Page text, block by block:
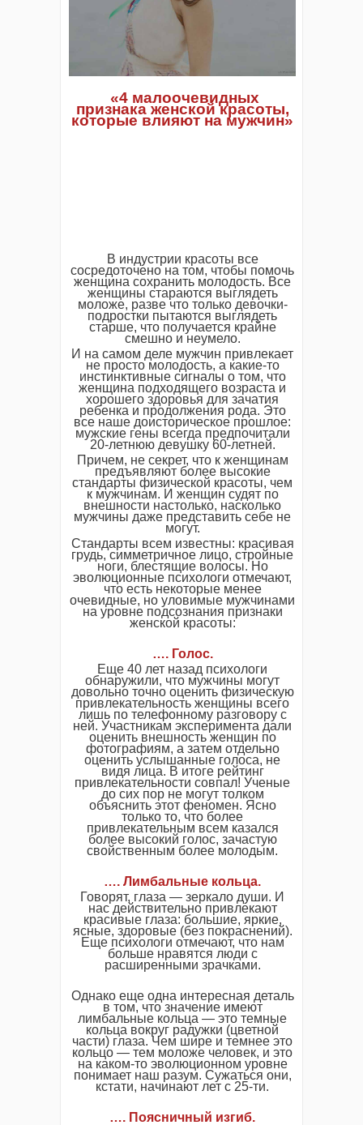
«4 малоочевидных
признака женской красоты,
которые влияют на мужчин»
В индустрии красоты все
сосредоточено на том, чтобы помочь
женщина сохранить молодость. Все
женщины стараются выглядеть
моложе, разве что только девочки-
подростки пытаются выглядеть
старше, что получается крайне
смешно и неумело.
И на самом деле мужчин привлекает
не просто молодость, а какие-то
инстинктивные сигналы о том, что
женщина подходящего возраста и
хорошего здоровья для зачатия
ребенка и продолжения рода. Это
все наше доисторическое прошлое:
мужские гены всегда предпочитали
20-летнюю девушку 60-летней.
Причем, не секрет, что к женщинам
предъявляют более высокие
стандарты физической красоты, чем
к мужчинам. И женщин судят по
внешности настолько, насколько
мужчины даже представить себе не
могут.
Стандарты всем известны: красивая
грудь, симметричное лицо, стройные
ноги, блестящие волосы. Но
эволюционные психологи отмечают,
что есть некоторые менее
очевидные, но уловимые мужчинами
на уровне подсознания признаки
женской красоты:
…. Голос.
Еще 40 лет назад психологи
обнаружили, что мужчины могут
довольно точно оценить физическую
привлекательность женщины всего
лишь по телефонному разговору с
ней. Участникам эксперимента дали
оценить внешность женщин по
фотографиям, а затем отдельно
оценить услышанные голоса, не
видя лица. В итоге рейтинг
привлекательности совпал! Ученые
до сих пор не могут толком
объяснить этот феномен. Ясно
только то, что более
привлекательным всем казался
более высокий голос, зачастую
свойственным более молодым.
…. Лимбальные кольца.
Говорят, глаза — зеркало души. И
нас действительно привлекают
красивые глаза: большие, яркие,
ясные, здоровые (без покраснений).
Еще психологи отмечают, что нам
больше нравятся люди с
расширенными зрачками.
Однако еще одна интересная деталь
в том, что значение имеют
лимбальные кольца — это темные
кольца вокруг радужки (цветной
части) глаза. Чем шире и темнее это
кольцо — тем моложе человек, и это
на каком-то эволюционном уровне
понимает наш разум. Сужаться они,
кстати, начинают лет с 25-ти.
…. Поясничный изгиб.